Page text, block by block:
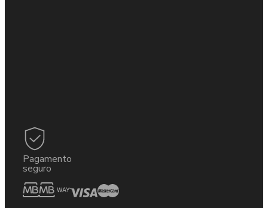
Pagamento
seguro